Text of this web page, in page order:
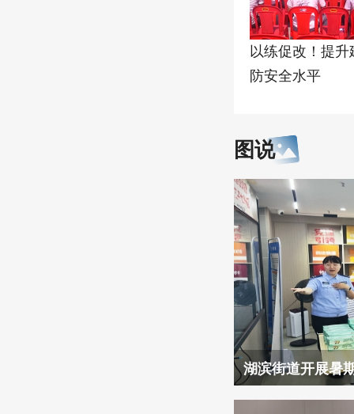
以练促改！提升
防安全水平
图说
湖滨街道开展暑